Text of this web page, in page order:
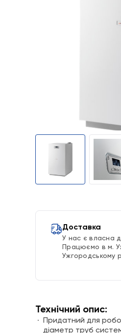
Доставка
У нас є власна
Працюємо в м.
Ужгородському
Технічний опис:
Придатний для
діаметр труб